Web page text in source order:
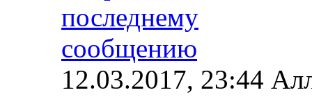
12.03.2017, 23:44